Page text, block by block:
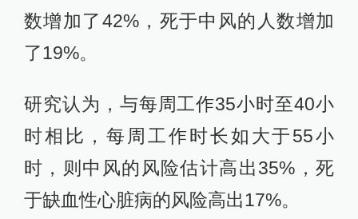
数增加了42%，死于中风的人数增加
了19%。
研究认为，与每周工作35小时至40小
时相比，每周工作时长如大于55小
时，则中风的风险估计高出35%，死
于缺血性心脏病的风险高出17%。